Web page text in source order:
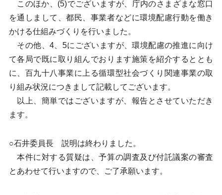
このほか、(5)でございますが、庁内のさまざまな窓口
を通しまして、都民、事業者などに環境配慮行動を働き
かける仕組みづくりを行いました。
その他、4、5にございますが、環境配慮の推進に向け
て各局で既に取り組んでおります施策を紹介するととも
に、百九十八事業に上る循環型社会づくり関連事業の取
り組み状況につきまして記載してございます。
以上、簡単ではございますが、報告とさせていただき
ます。
○石井委員長 説明は終わりました。
本件に対する質疑は、予算の調査及び付託議案の審査
とあわせて行いますので、ご了承願います。